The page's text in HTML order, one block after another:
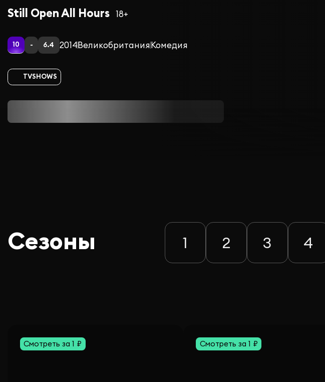
Still Open All Hours 18+
10 - 6.4 2014ВеликобританияКомедия
TVSHOWS
Сезоны 1 2 3 4
Смотреть за 1 ₽ Смотреть за 1 ₽